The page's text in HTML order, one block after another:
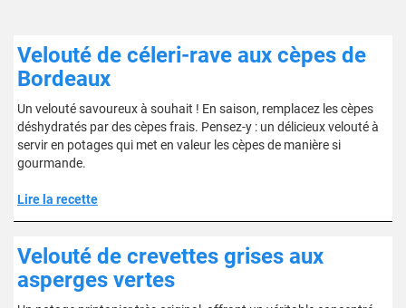
Velouté de céleri-rave aux cèpes de
Bordeaux
Un velouté savoureux à souhait ! En saison, remplacez les cèpes
déshydratés par des cèpes frais. Pensez-y : un délicieux velouté à
servir en potages qui met en valeur les cèpes de manière si
gourmande.
Lire la recette
Velouté de crevettes grises aux
asperges vertes